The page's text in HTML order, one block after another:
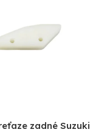
zadné Suzuki